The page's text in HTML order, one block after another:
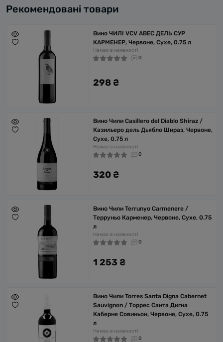
Рекомендовані товари
Вино ЧИЛІ VCV АВЕС ДЕЛЬ СУР
КАРМЕНЕР, Червоне, Сухе, 0.75 л
Немає в наявності
0
298 ₴
Вино Чили Casillero del Diablo Shiraz /
Казильеро дель Дьябло Шираз, Червоне,
Сухе, 0.75 л
Немає в наявності
0
320 ₴
Вино Чили Terrunyo Carmenere /
Терруньо Карменер, Червоне, Сухе, 0.75
л
Немає в наявності
0
1 253 ₴
Вино Чили Torres Santa Digna Cabernet
Sauvignon / Торрес Санта Дигна
Каберне Совиньон, Червоне, Сухе, 0.75
л
Немає в наявності
0